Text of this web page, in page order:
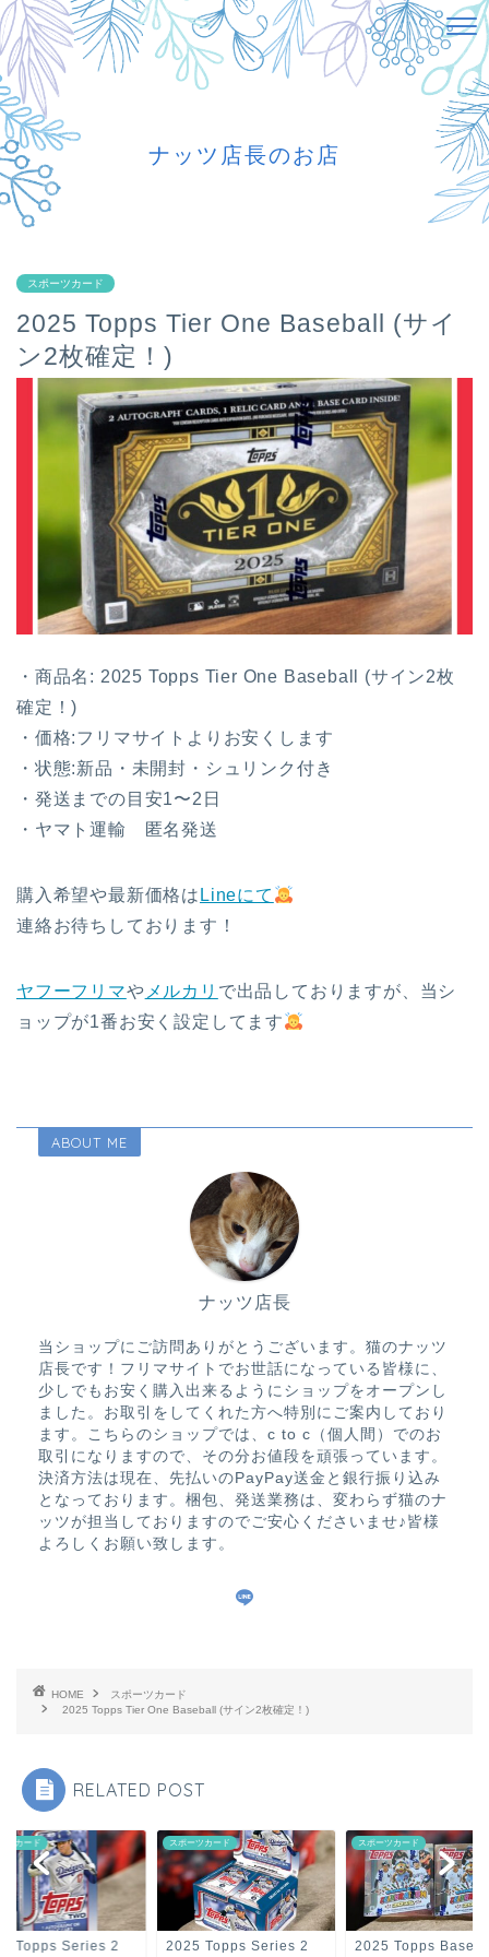
ナッツ店長のお店
スポーツカード
2025 Topps Tier One Baseball (サイ
ン2枚確定！)
・商品名: 2025 Topps Tier One Baseball (サイン2枚
確定！)
・価格:フリマサイトよりお安くします
・状態:新品・未開封・シュリンク付き
・発送までの目安1〜2日
・ヤマト運輸 匿名発送
購入希望や最新価格は Lineにて
連絡お待ちしております！
ヤフーフリマやメルカリ で出品しておりますが、当シ
ョップが1番お安く設定してます
ABOUT ME
ナッツ店長
当ショップにご訪問ありがとうございます。猫のナッツ
店長です！フリマサイトでお世話になっている皆様に、
少しでもお安く購入出来るようにショップをオープンし
ました。お取引をしてくれた方へ特別にご案内しており
ます。こちらのショップでは、c to c（個人間）でのお
取引になりますので、その分お値段を頑張っています。
決済方法は現在、先払いのPayPay送金と銀行振り込み
となっております。梱包、発送業務は、変わらず猫のナ
ッツが担当しておりますのでご安心くださいませ♪皆様
よろしくお願い致します。
HOME
スポーツカード
2025 Topps Tier One Baseball (サイン2枚確定！)
RELATED POST
ツカード
Topps Series 2
スポーツカード
2025 Topps Series 2
スポーツカード
2025 Topps